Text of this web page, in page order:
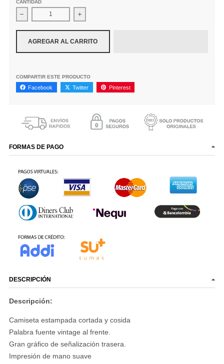
CANTIDAD
Disminuir cantidad para Camiseta Alpinestars Stax Csf Black
Aumentar la cantidad para Camiseta
AGREGAR AL CARRITO
COMPARTIR ESTE PRODUCTO
Facebook Twitter Pinterest
FORMAS DE PAGO
DESCRIPCIÓN
Descripción:
Camiseta estampada cortada y cosida
Palabra fuente vintage al frente.
Gran gráfico de señalización trasera.
Impresión de mano suave